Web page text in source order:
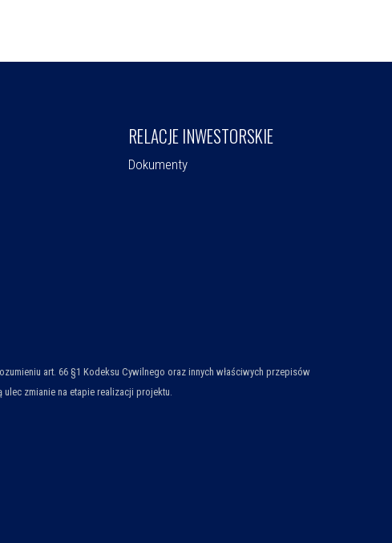
RELACJE INWESTORSKIE
Dokumenty
art. 66 §1 Kodeksu Cywilnego oraz innych właściwych przepisów
zmianie na etapie realizacji projektu.